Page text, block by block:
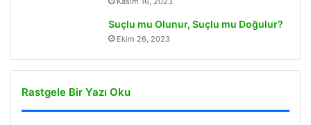
Suçlu mu Olunur, Suçlu mu Doğulur?
Ekim 26, 2023
Rastgele Bir Yazı Oku